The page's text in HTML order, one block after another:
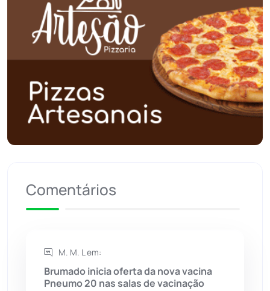
Polícia Civil (58)
(27)
Política (03)
Rio de Contas
Rio do Pires
Comentários
M. M. L em:
Brumado inicia oferta da nova vacina
Pneumo 20 nas salas de vacinação